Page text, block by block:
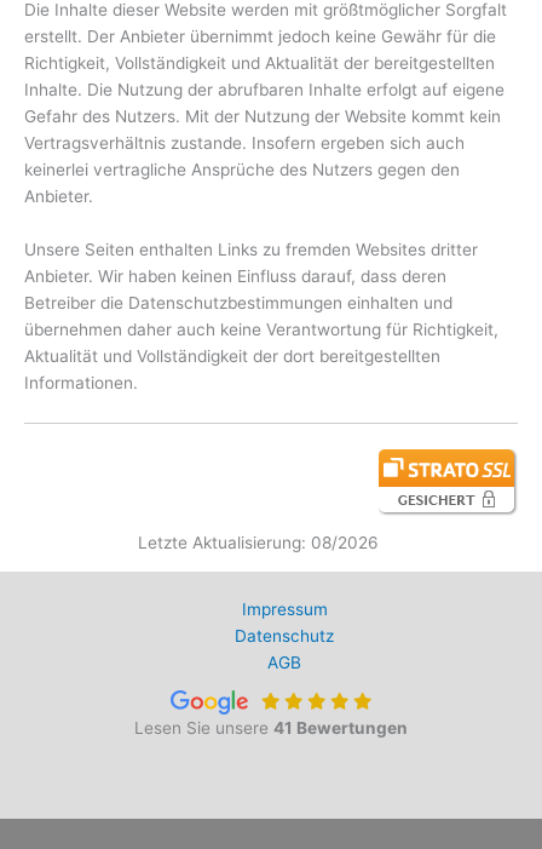
Die Inhalte dieser Website werden mit größtmöglicher Sorgfalt
erstellt. Der Anbieter übernimmt jedoch keine Gewähr für die
Richtigkeit, Vollständigkeit und Aktualität der bereitgestellten
Inhalte. Die Nutzung der abrufbaren Inhalte erfolgt auf eigene
Gefahr des Nutzers. Mit der Nutzung der Website kommt kein
Vertragsverhältnis zustande. Insofern ergeben sich auch
keinerlei vertragliche Ansprüche des Nutzers gegen den
Anbieter.
Unsere Seiten enthalten Links zu fremden Websites dritter
Anbieter. Wir haben keinen Einfluss darauf, dass deren
Betreiber die Datenschutzbestimmungen einhalten und
übernehmen daher auch keine Verantwortung für Richtigkeit,
Aktualität und Vollständigkeit der dort bereitgestellten
Informationen.
Letzte Aktualisierung: 08/2026
Impressum
Datenschutz
AGB
Lesen Sie unsere 41 Bewertungen